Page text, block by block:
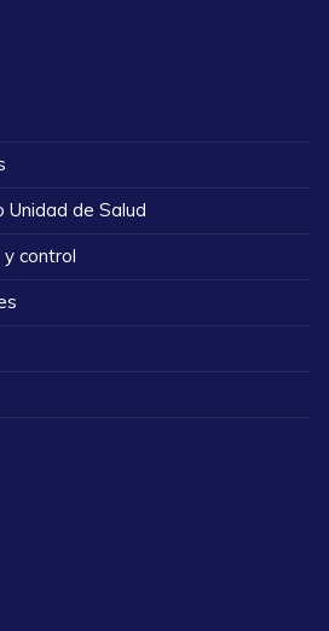
Unidad de Salud
y control